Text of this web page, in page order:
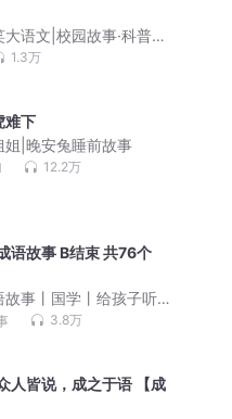
大语文|校园故事·科普历
1.3万
难下
姐|晚安兔睡前故事
12.2万
语故事 B结束 共76个
故事丨国学丨给孩子听
老爸 3.8万
人皆说，成之于语 【成